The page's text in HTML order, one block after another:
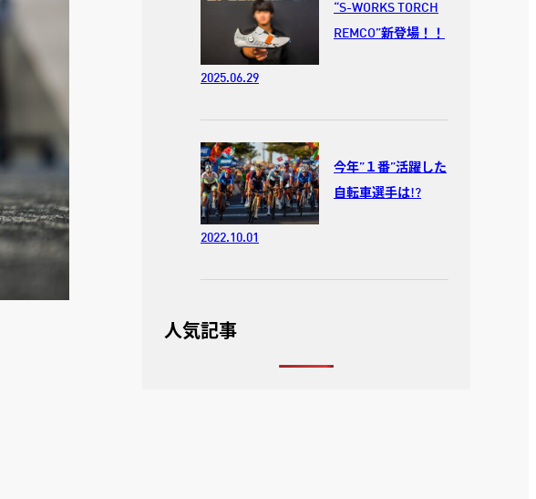
“S-WORKS TORCH
REMCO”新登場！！
2025.06.29
今年”１番”活躍した
自転車選手は!?
2022.10.01
人気記事